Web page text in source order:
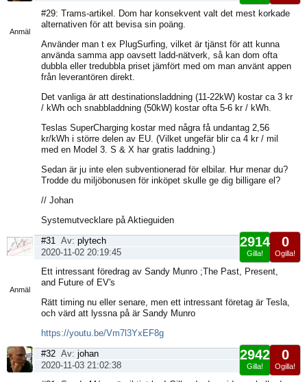
Anmäl
#29: Trams-artikel. Dom har konsekvent valt det mest korkade
alternativen för att bevisa sin poäng.
Använder man t ex PlugSurfing, vilket är tjänst för att kunna
använda samma app oavsett ladd-nätverk, så kan dom ofta
dubbla eller tredubbla priset jämfört med om man använt appen
från leverantören direkt.
Det vanliga är att destinationsladdning (11-22kW) kostar ca 3 kr
/ kWh och snabbladdning (50kW) kostar ofta 5-6 kr / kWh.
Teslas SuperCharging kostar med några få undantag 2,56
kr/kWh i större delen av EU. (Vilket ungefär blir ca 4 kr / mil
med en Model 3. S & X har gratis laddning.)
Sedan är ju inte elen subventionerad för elbilar. Hur menar du?
Trodde du miljöbonusen för inköpet skulle ge dig billigare el?
// Johan
Systemutvecklare på Aktieguiden
Anmäl
0
Ogilla!
2914
Gilla!
#31 Av: plytech
2020-11-02 20:19:45
Ett intressant föredrag av Sandy Munro ;The Past, Present,
and Future of EV's
Rätt timing nu eller senare, men ett intressant företag är Tesla,
och värd att lyssna på är Sandy Munro
https://youtu.be/Vm7l3YxEF8g
0
Ogilla!
2942
Gilla!
#32 Av: johan
2020-11-03 21:02:38